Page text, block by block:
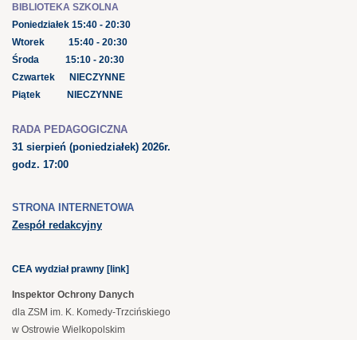
BIBLIOTEKA SZKOLNA
Poniedziałek 15:40 - 20:30
Wtorek 15:40 - 20:30
Środa 15:10 - 20:30
Czwartek NIECZYNNE
Piątek NIECZYNNE
RADA PEDAGOGICZNA
31 sierpień (poniedziałek) 2026r.
godz. 17:00
STRONA INTERNETOWA
Zespół redakcyjny
CEA wydział prawny [link]
Inspektor Ochrony Danych
dla ZSM im. K. Komedy-Trzcińskiego
w Ostrowie Wielkopolskim